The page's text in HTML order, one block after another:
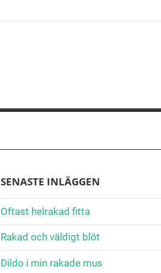
SENASTE INLÄGGEN
Oftast helrakad fitta
Rakad och väldigt blöt
Dildo i min rakade mus